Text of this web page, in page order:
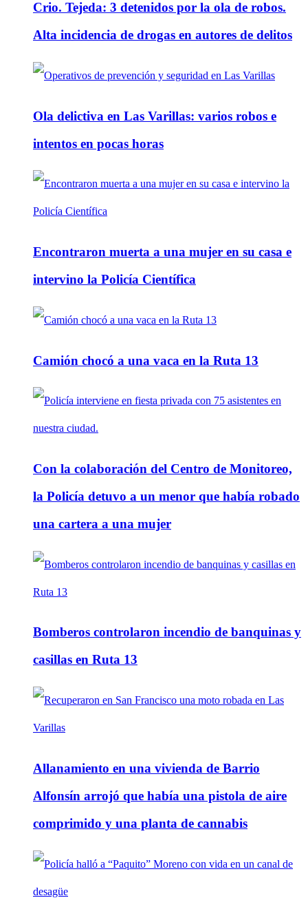
Crio. Tejeda: 3 detenidos por la ola de robos.
Alta incidencia de drogas en autores de delitos
Ola delictiva en Las Varillas: varios robos e
intentos en pocas horas
Encontraron muerta a una mujer en su casa e
intervino la Policía Científica
Camión chocó a una vaca en la Ruta 13
Con la colaboración del Centro de Monitoreo,
la Policía detuvo a un menor que había robado
una cartera a una mujer
Bomberos controlaron incendio de banquinas y
casillas en Ruta 13
Allanamiento en una vivienda de Barrio
Alfonsín arrojó que había una pistola de aire
comprimido y una planta de cannabis